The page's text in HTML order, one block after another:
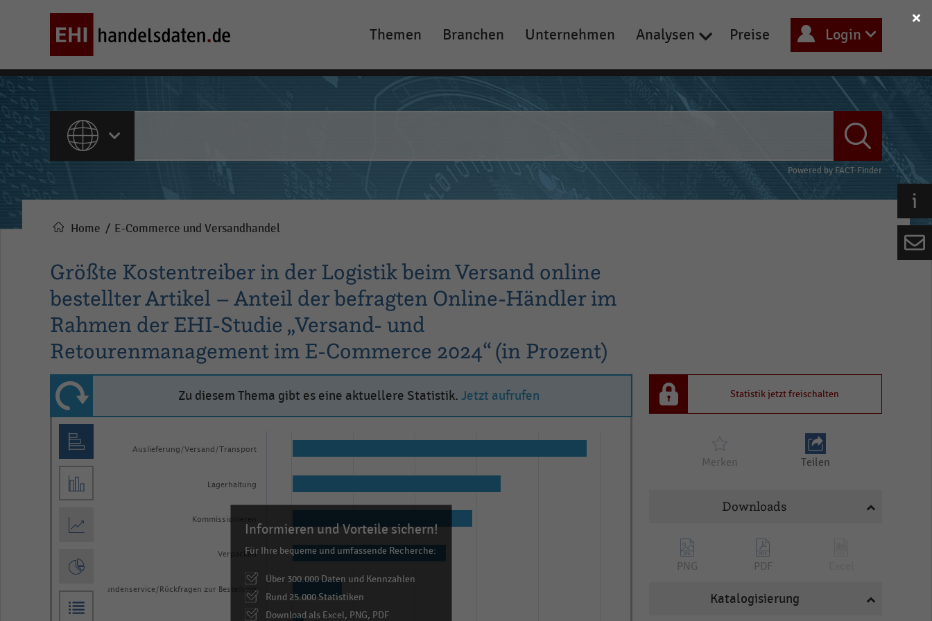
Main
navigation
Themen Branchen Unternehmen Analysen Preise Login
ALLE INHALTE
Powered by FACT-Finder
Pfadnavigation
Home E-Commerce und Versandhandel
Größte Kostentreiber in der Logistik beim Versand online
bestellter Artikel – Anteil der befragten Online-Händler im
Rahmen der EHI-Studie „Versand- und
Retourenmanagement im E-Commerce 2024“ (in Prozent)
Zu diesem Thema gibt es eine aktuellere Statistik. Jetzt aufrufen
X
graphic.
Auslieferung/Versand/Transport
Lagerhaltung
Kommissionieren
Verpacken
Kundenservice/Rückfragen zur Bestellung
Informieren und Vorteile sichern!
Für Ihre bequeme und umfassende Recherche:
Über 300.000 Daten und Kennzahlen
Rund 25.000 Statistiken
Download als Excel, PNG, PDF
Statistik jetzt freischalten
Merken Teilen
Downloads
PNG PDF
Katalogisierung